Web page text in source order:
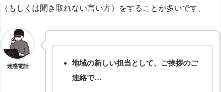
（もしくは聞き取れない言い方）をすることが多いです。
迷惑電話
地域の新しい担当として、ご挨拶のご
連絡で…